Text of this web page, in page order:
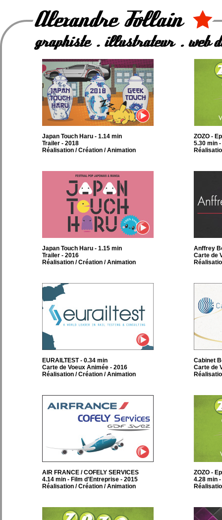
Japan Touch Haru - 1.14 min
Trailer - 2018
Réalisation / Création / Animation
ZOZO -
5.30 min
Japan Touch Haru - 1.15 min
Trailer - 2016
Réalisation / Création / Animation
Anffrey
Carte de
EURAILTEST - 0.34 min
Carte de Voeux Animée - 2016
Réalisation / Création / Animation
Cabinet
Carte de
AIR FRANCE / COFELY SERVICES
4.14 min - Film d'Entreprise - 2015
Réalisation / Création / Animation
ZOZO -
4.28 min